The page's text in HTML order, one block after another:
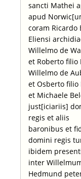
sancti Mathei
apud
coram Ricardo
Eliensi
Willelmo de
et Roberto filio
Willelmo de
et Osberto filio
et Michaele
just[iciariis]
regis et aliis
baronibus et
domini regis
ibidem
inter
Hedmund